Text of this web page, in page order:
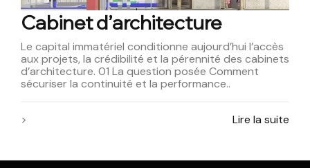
Cabinet d’architecture
Le capital immatériel conditionne aujourd’hui l’accès
aux projets, la crédibilité et la pérennité des cabinets
d’architecture. 01 La question posée Comment
sécuriser la continuité et la performance..
> Lire la suite